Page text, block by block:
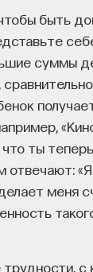
быть
суммы
ты
отвечают:
меня
с
СССР,
кончала
интерес у
очень
что
подарит
Он,
первый